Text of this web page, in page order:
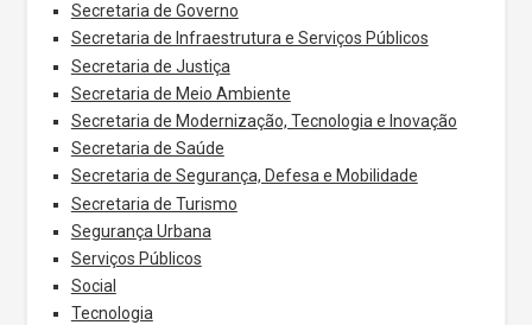
Secretaria de Governo
Secretaria de Infraestrutura e Serviços Públicos
Secretaria de Justiça
Secretaria de Meio Ambiente
Secretaria de Modernização, Tecnologia e Inovação
Secretaria de Saúde
Secretaria de Segurança, Defesa e Mobilidade
Secretaria de Turismo
Segurança Urbana
Serviços Públicos
Social
Tecnologia